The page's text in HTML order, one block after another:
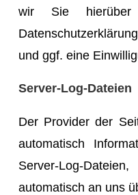
wir Sie
und ggf. eine
Server-Log-Dateien
Der Provider der
automatisch
Server-Log-
automatisch an uns